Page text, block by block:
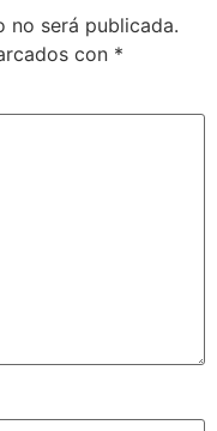
no será publicada.
con *